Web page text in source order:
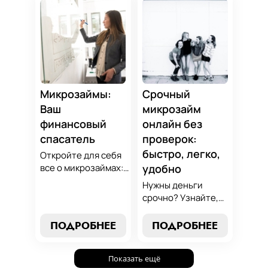
нужд. Откройте
экспертные
стратегии
погашения и
сделайте
осознанный выбор,
который
поддержит вашу
финансовую
стабильность.
финансово
грамотным с нами!
Микрозаймы:
Ваш
финансовый
спасатель
Откройте для себя
все о микрозаймах:
погашения. Наше
вашим надежным
ПОДРОБНЕЕ
Срочный
микрозайм
онлайн без
проверок:
быстро, легко,
удобно
Нужны деньги
срочно? Узнайте,
срочный
без проверок и
длительного
ПОДРОБНЕЕ
Показать ещё